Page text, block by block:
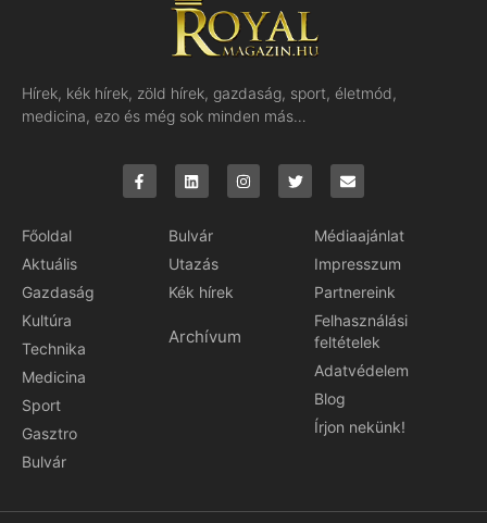
Hírek, kék hírek, zöld hírek, gazdaság, sport, életmód,
medicina, ezo és még sok minden más…
Főoldal
Aktuális
Gazdaság
Kultúra
Technika
Medicina
Sport
Gasztro
Bulvár
Bulvár
Utazás
Kék hírek
Archívum
Médiaajánlat
Impresszum
Partnereink
Felhasználási
feltételek
Adatvédelem
Blog
Írjon nekünk!